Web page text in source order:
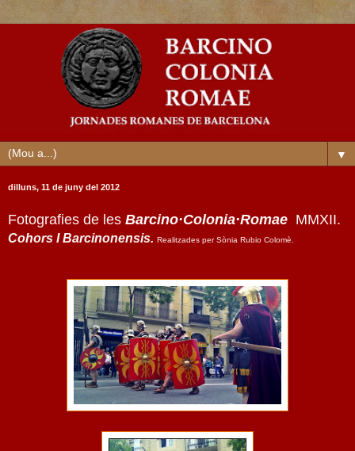
▼
dilluns, 11 de juny del 2012
Fotografies de les Barcino·Colonia·Romae MMXII.
Cohors I Barcinonensis. Realitzades per Sònia Rubio Colomè.